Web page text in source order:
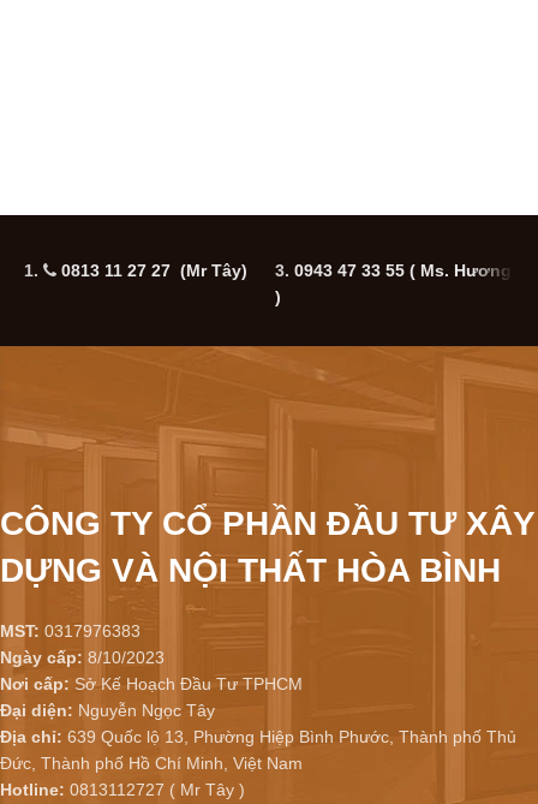
1. 0813 11 27 27 (Mr Tây) 3. 0943 47 33 55 ( Ms. Hương
)
CÔNG TY CỔ PHẦN ĐẦU TƯ XÂY
DỰNG VÀ NỘI THẤT HÒA BÌNH
MST: 0317976383
Ngày cấp: 8/10/2023
Nơi cấp: Sở Kế Hoạch Đầu Tư TPHCM
Đại diện: Nguyễn Ngọc Tây
Địa chỉ: 639 Quốc lộ 13, Phường Hiệp Bình Phước, Thành phố Thủ
Đức, Thành phố Hồ Chí Minh, Việt Nam
Hotline: 0813112727 ( Mr Tây )